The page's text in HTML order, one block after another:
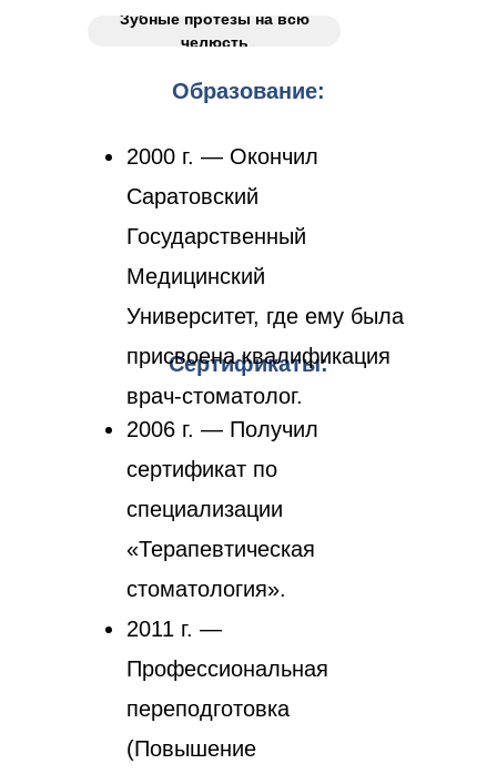
Зубные протезы на всю
челюсть
2006 г. — Получил
сертификат по
специализации
«Терапевтическая
стоматология».
2011 г. —
Профессиональная
переподготовка
(Повышение
Сертификаты:
2000 г. — Окончил
Саратовский
Государственный
Медицинский
Университет, где ему была
присвоена квалификация
врач-стоматолог.
Образование: